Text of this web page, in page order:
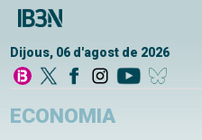
Dijous, 06 d'agost de 2026
ECONOMIA